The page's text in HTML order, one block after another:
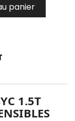
panier
1.5T